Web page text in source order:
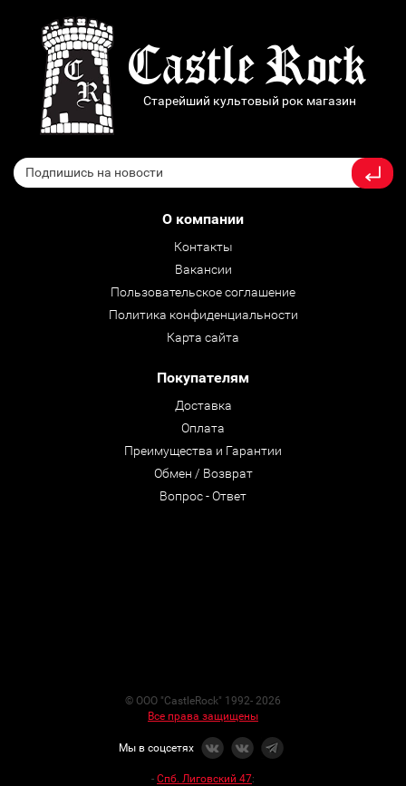
Старейший культовый рок магазин
О компании
Контакты
Вакансии
Пользовательское соглашение
Политика конфиденциальности
Карта сайта
Покупателям
Доставка
Оплата
Преимущества и Гарантии
Обмен / Возврат
Вопрос - Ответ
© ООО "CastleRock" 1992- 2026
Все права защищены
Мы в соцсетях
- Спб. Лиговский 47: